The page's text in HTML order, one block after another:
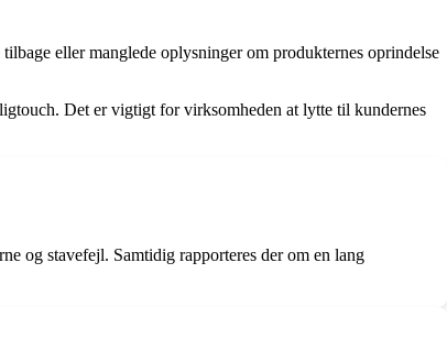
eller manglede oplysninger om produkternes oprindelse
Det er vigtigt for virksomheden at lytte til kundernes
og stavefejl. Samtidig rapporteres der om en lang